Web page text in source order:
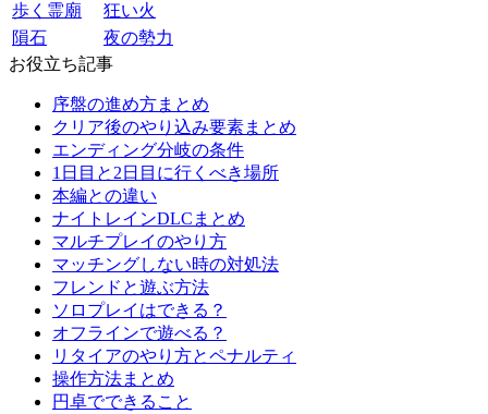
歩く霊廟
狂い火
隕石
夜の勢力
お役立ち記事
序盤の進め方まとめ
クリア後のやり込み要素まとめ
エンディング分岐の条件
1日目と2日目に行くべき場所
本編との違い
ナイトレインDLCまとめ
マルチプレイのやり方
マッチングしない時の対処法
フレンドと遊ぶ方法
ソロプレイはできる？
オフラインで遊べる？
リタイアのやり方とペナルティ
操作方法まとめ
円卓でできること